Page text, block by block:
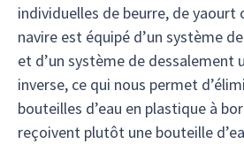
individuelles de beurre, de yaourt
navire est équipé d’un système
et d’un système de dessalement
inverse, ce qui nous permet
bouteilles d’eau en plastique à
reçoivent plutôt une bouteille